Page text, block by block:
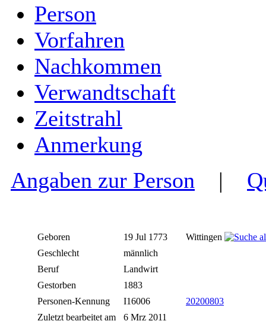
Person
Vorfahren
Nachkommen
Verwandtschaft
Zeitstrahl
Anmerkung
Angaben zur Person |
Geboren 19 Jul 1773
Wittingen
Geschlecht
männlich
Beruf
Landwirt
Gestorben
1883
Personen-Kennung
I16006
20200803
Zuletzt bearbeitet am
6 Mrz 2011